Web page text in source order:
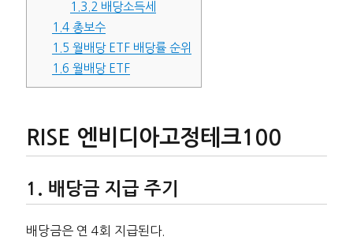
1.3.2 배당소득세
1.4 총보수
1.5 월배당 ETF 배당률 순위
1.6 월배당 ETF
RISE 엔비디아고정테크100
배당금 지급 주기
배당금은 연 4회 지급된다.